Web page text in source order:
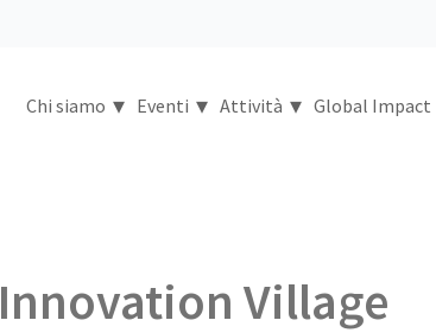
Chi siamo ▾ Eventi ▾ Attività ▾ Global Impact
Innovation Village